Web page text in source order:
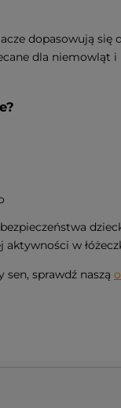
dopasowują się
dla niemowląt
aktywności w
sprawdź naszą